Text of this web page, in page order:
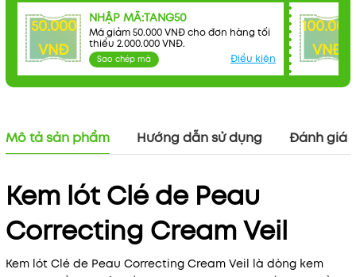
50.000
VNĐ
NHẬP MÃ:TANG50
Mã giảm 50.000 VNĐ cho đơn hàng tối
thiểu 2.000.000 VNĐ.
Sao chép mã Điều kiện
100.000
VNĐ
Mô tả sản phẩm Hướng dẫn sử dụng Đánh giá
Kem lót Clé de Peau
Correcting Cream Veil
Kem lót Clé de Peau Correcting Cream Veil là dòng kem